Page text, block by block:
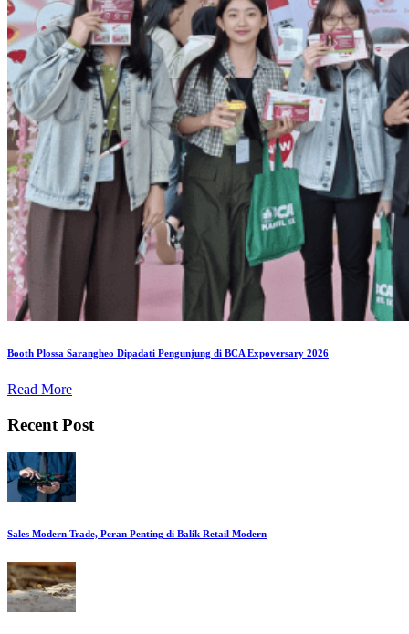
Booth Plossa Sarangheo Dipadati Pengunjung di BCA Expoversary 2026
Read More
Recent Post
Sales Modern Trade, Peran Penting di Balik Retail Modern